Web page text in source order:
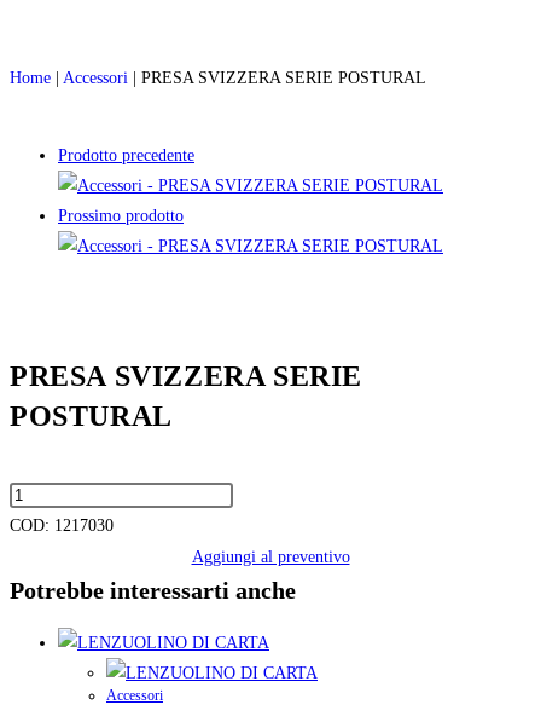
Home Accessori | PRESA SVIZZERA SERIE POSTURAL
Prodotto precedente
Prossimo prodotto
PRESA SVIZZERA SERIE
POSTURAL
COD: 1217030
Aggiungi al preventivo
Potrebbe interessarti anche
Accessori